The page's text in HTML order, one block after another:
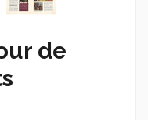
de